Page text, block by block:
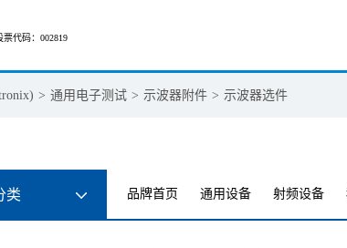
票代码：002819
> 通用电子测试 > 示波器附件 > 示波器选件
类 品牌首页 通用设备 射频设备